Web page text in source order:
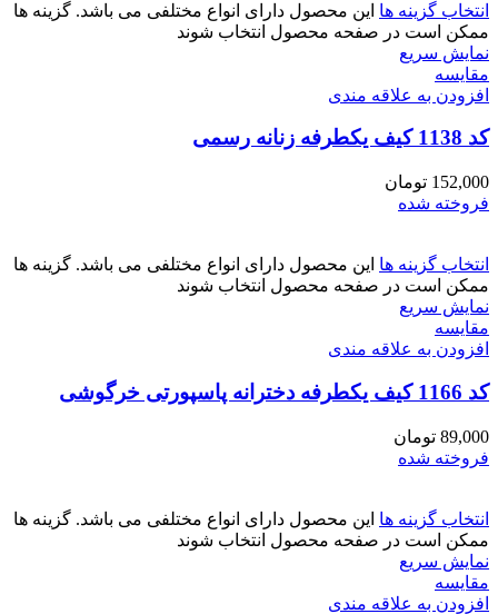
انتخاب گزینه ها این محصول دارای انواع مختلفی می باشد. گزینه ها
ممکن است در صفحه محصول انتخاب شوند
نمایش سریع
مقايسه
افزودن به علاقه مندی
کد 1138 کیف یکطرفه زنانه رسمی
152,000 تومان
فروخته شده
انتخاب گزینه ها این محصول دارای انواع مختلفی می باشد. گزینه ها
ممکن است در صفحه محصول انتخاب شوند
نمایش سریع
مقايسه
افزودن به علاقه مندی
کد 1166 کیف یکطرفه دخترانه پاسپورتی خرگوشی
89,000 تومان
فروخته شده
انتخاب گزینه ها این محصول دارای انواع مختلفی می باشد. گزینه ها
ممکن است در صفحه محصول انتخاب شوند
نمایش سریع
مقايسه
افزودن به علاقه مندی